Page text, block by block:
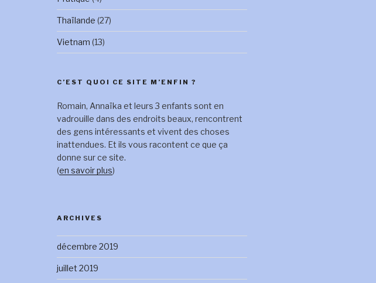
Thaïlande (27)
Vietnam (13)
C’EST QUOI CE SITE M’ENFIN ?
Romain, Annaïka et leurs 3 enfants sont en
vadrouille dans des endroits beaux, rencontrent
des gens intéressants et vivent des choses
inattendues. Et ils vous racontent ce que ça
donne sur ce site.
(en savoir plus)
ARCHIVES
décembre 2019
juillet 2019